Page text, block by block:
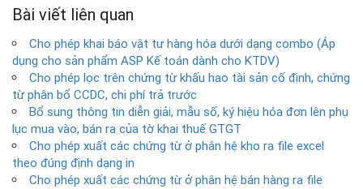
Bài viết liên quan
Cho phép khai báo vật tư hàng hóa dưới dạng combo (Áp
dụng cho sản phẩm ASP Kế toán dành cho KTDV)
Cho phép lọc trên chứng từ khấu hao tài sản cố định, chứng
từ phân bổ CCDC, chi phí trả trước
Bổ sung thông tin diễn giải, mẫu số, ký hiệu hóa đơn lên phụ
lục mua vào, bán ra của tờ khai thuế GTGT
Cho phép xuất các chứng từ ở phân hệ kho ra file excel
theo đúng định dạng in
Cho phép xuất các chứng từ ở phân hệ bán hàng ra file